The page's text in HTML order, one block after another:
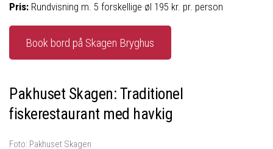
Pris: Rundvisning m. 5 forskellige øl 195 kr. pr. person
Book bord på Skagen Bryghus
Pakhuset Skagen: Traditionel
fiskerestaurant med havkig
Foto: Pakhuset Skagen